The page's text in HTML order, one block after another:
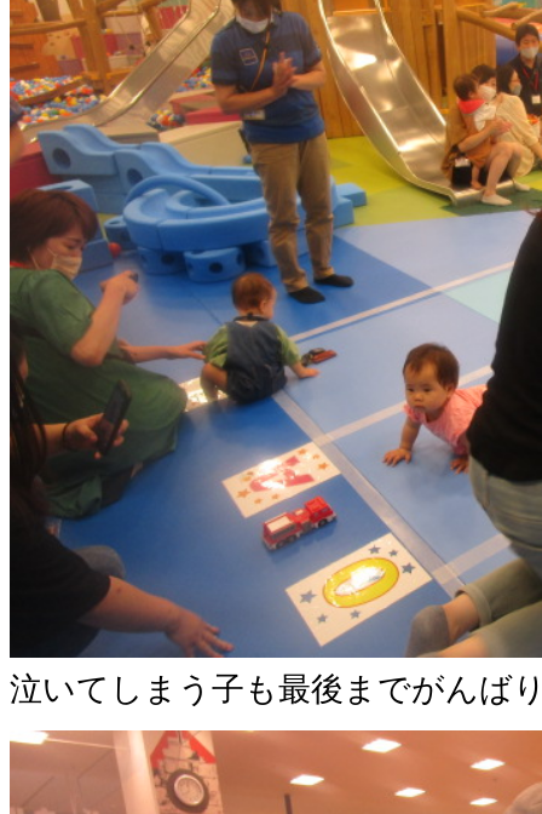
泣いてしまう子も最後までがんば